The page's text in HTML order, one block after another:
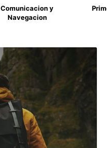
Comunicacion y
Navegacion